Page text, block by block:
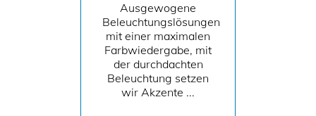
Ausgewogene
Beleuchtungslösungen
mit einer maximalen
Farbwiedergabe, mit
der durchdachten
Beleuchtung setzen
wir Akzente ...